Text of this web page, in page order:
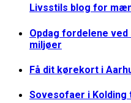
Livsstils blog for
Opdag fordelene
miljøer
Få dit kørekort i
Sovesofaer i Kolding